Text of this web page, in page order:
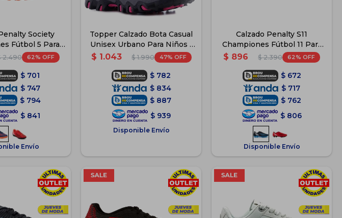
Society
Fútbol 5 Para
- Azul
2.490 62
$ 701
$ 747
$ 794
$ 841
Envío
Topper Calzado Bota Casual
Unisex Urbano Para Niños -
Azul
$ 1.043 $ 1.990 47
$ 782
$ 834
$ 887
$ 939
Disponible Envío
Calzado Penalty S11
Championes Fútbol 11 Para
Niños - Azul
$ 896 $ 2.390 62
$ 672
$ 717
$ 762
$ 806
Disponible Envío